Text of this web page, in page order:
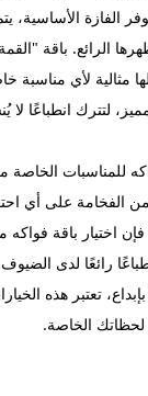
الأساسية،
الرائع. باقة
مثالية لأي
لتترك انطباعًا لا
للمناسبات الخاصة
الفخامة على أي
اختيار باقة
رائعًا لدى
تعتبر هذه
لحظاتك الخاصة.